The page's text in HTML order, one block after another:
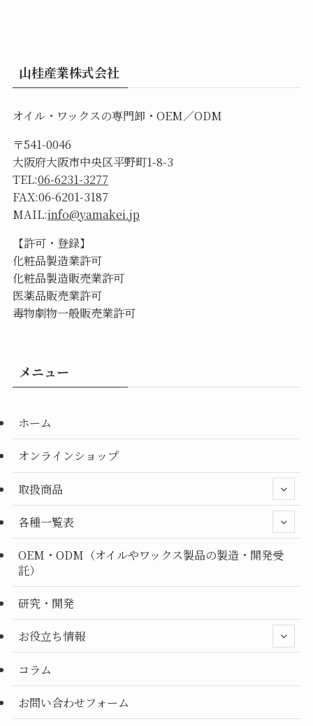
山桂産業株式会社
オイル・ワックスの専門卸・OEM／ODM
〒541-0046
大阪府大阪市中央区平野町1-8-3
TEL:06-6231-3277
FAX:06-6201-3187
MAIL:info@yamakei.jp
【許可・登録】
化粧品製造業許可
化粧品製造販売業許可
医薬品販売業許可
毒物劇物一般販売業許可
メニュー
ホーム
オンラインショップ
取扱商品
各種一覧表
OEM・ODM（オイルやワックス製品の製造・開発受
託）
研究・開発
お役立ち情報
コラム
お問い合わせフォーム